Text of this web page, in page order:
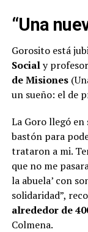
“Una
Gorosito está
Socialy
de Misiones
un sueño: el de
La Goro llegó en
bastón para
trataron a mi.
que no me
la abuela’ con
solidaridad”,
alrededor de
Colmena.